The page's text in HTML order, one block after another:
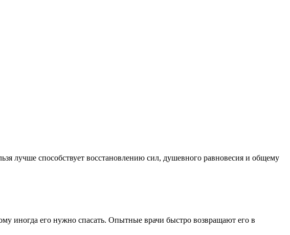
лучше способствует восстановлению сил, душевного равновесия и общему
иногда его нужно спасать. Опытные врачи быстро возвращают его в